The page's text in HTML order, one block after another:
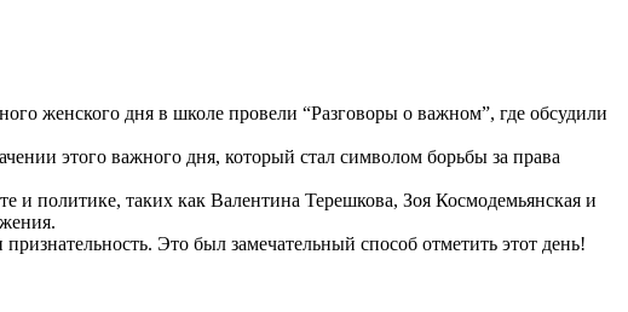
женского дня в школе провели “Разговоры о важном”, где обсудили
этого важного дня, который стал символом борьбы за права
политике, таких как Валентина Терешкова, Зоя Космодемьянская и
Это был замечательный способ отметить этот день!